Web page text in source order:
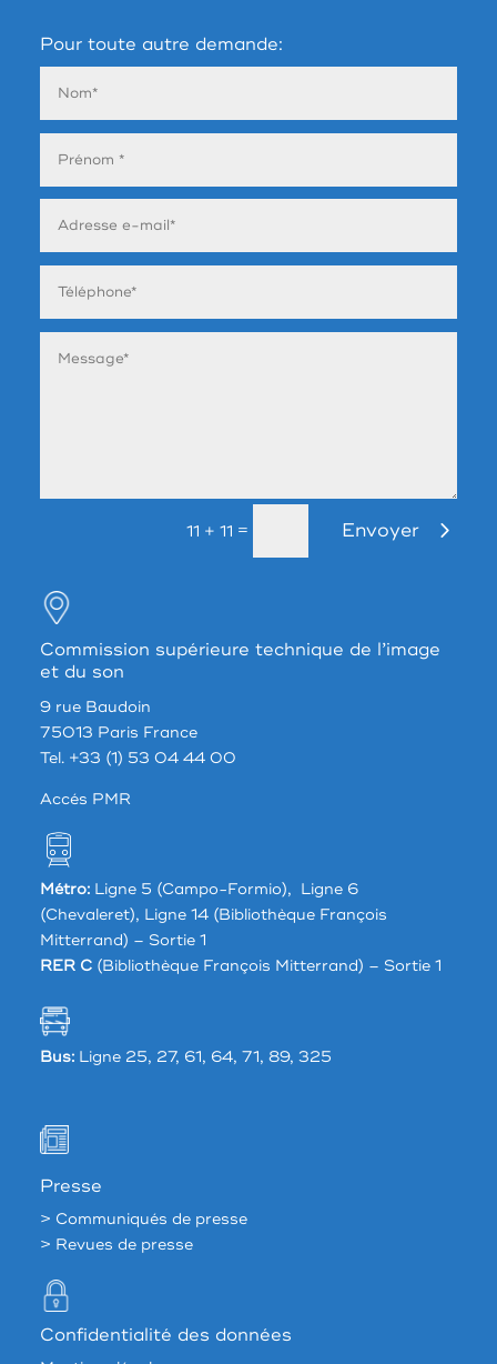
Pour toute autre demande:
11 + 11 = Envoyer
Commission supérieure technique de l’image
et du son
9 rue Baudoin
75013 Paris France
Tel. +33 (1) 53 04 44 00
Accés PMR
Métro:Ligne 5 (Campo-Formio), Ligne 6
(Chevaleret), Ligne 14 (Bibliothèque François
Mitterrand) – Sortie 1
RER C(Bibliothèque François Mitterrand) – Sortie 1
Bus:Ligne 25, 27, 61, 64, 71, 89, 325
Presse
> Communiqués de presse
> Revues de presse
Confidentialité des données